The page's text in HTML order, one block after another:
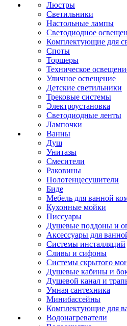
Люстры
Светильники
Настольные лампы
Светодиодное
Комплектующие для
Споты
Торшеры
Техническое
Уличное освещение
Детские светильники
Трековые системы
Электроустановка
Светодиодные ленты
Лампочки
Ванны
Душ
Унитазы
Смесители
Раковины
Полотенцесушители
Биде
Мебель для ванной
Кухонные мойки
Писсуары
Душевые поддоны и
Аксессуары для
Системы инсталляций
Сливы и сифоны
Системы скрытого
Душевые кабины и
Душевой канал и
Умная сантехника
Минибассейны
Комплектующие для
Водонагреватели